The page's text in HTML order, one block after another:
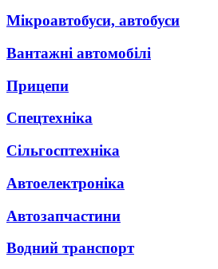
Мікроавтобуси, автобуси
Вантажні автомобілі
Прицепи
Спецтехніка
Сільгосптехніка
Автоелектроніка
Автозапчастини
Водний транспорт